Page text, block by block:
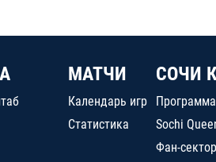
МАТЧИ
Календарь игр
Статистика
СОЧИ
Sochi
Фан-сектор